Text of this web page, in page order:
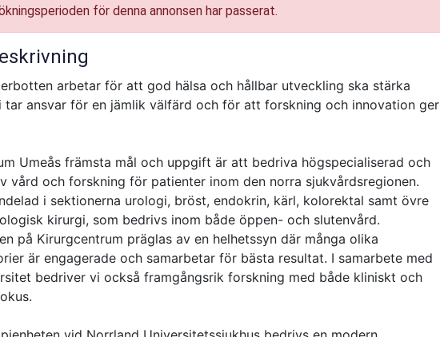
för denna annonsen har passerat.
arbetar för att god hälsa och hållbar utveckling ska stärka
tar ansvar för en jämlik välfärd och för att forskning och innovation ger
Umeås främsta mål och uppgift är att bedriva högspecialiserad och
vård och forskning för patienter inom den norra sjukvårdsregionen.
i sektionerna urologi, bröst, endokrin, kärl, kolorektal samt övre
kirurgi, som bedrivs inom både öppen- och slutenvård.
på Kirurgcentrum präglas av en helhetssyn där många olika
är engagerade och samarbetar för bästa resultat. I samarbete med
bedriver vi också framgångsrik forskning med både kliniskt och